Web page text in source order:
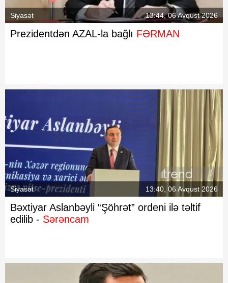
Siyasət 13:44, 06 Avqust 2026
Prezidentdən AZAL-la bağlı FƏRMAN
Siyasət 13:40, 06 Avqust 2026
Bəxtiyar Aslanbəyli “Şöhrət” ordeni ilə təltif
edilib - Sərəncam